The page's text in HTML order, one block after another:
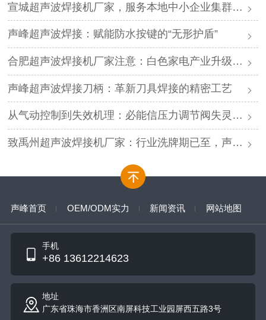
宣城超声波焊接机厂家，服务本地中小企业集群，声峰ODM贴牌助您轻装上阵
声峰超声波焊接：赋能防水按键的“无形护盾”
合肥超声波焊接机厂家注意：白色家电产业升级，声峰源头工厂诚邀加盟
声峰超声波焊接刀柄：革新刀具焊接的精密工艺
从气动控制到失效机理：必能信压力调节阀失灵的深度解析与专业修复
致禹州超声波焊接机厂家：行业洗牌期已至，声峰源头工厂邀您抱团取暖
声峰首页 OEM/ODM实力 新闻资讯 网站地图
手机
+86 13612214623
地址
广东省珠海市香洲区南屏科技工业园屏西五路3号